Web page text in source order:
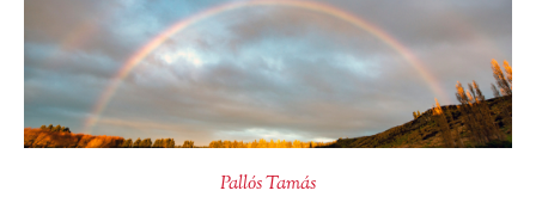
Pallós Tamás